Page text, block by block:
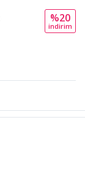
%20
i̇ndi̇ri̇m